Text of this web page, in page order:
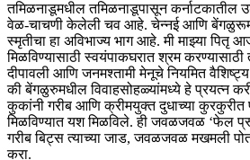
तमिळनाडूमधील तमिळनाडूपासून कर्नाटकातील
वेळ-चाचणी केलेली चव आहे. चेन्नई आणि
स्मृतीचा हा अविभाज्य भाग आहे. मी माझ्या पितृ
मिळविण्यासाठी स्वयंपाकघरात श्रम
दीपावली आणि जनमश्तामी मेनूचे नियमित
की बेंगळुरुमधील विवाहसोहळ्यांमध्ये हे प्रयत्न
कुकांनी गरीब आणि क्रीमयुक्त दुधाच्या कुरकुरीत
मिळविण्यात यश मिळविले. ही जवळजवळ ‘फेल
गरीब बिट्स त्याच्या जाड, जवळजवळ मखमली
करा.